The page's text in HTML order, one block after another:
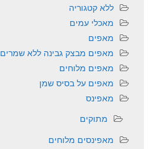
ללא קטגוריה
מאכלי עמים
מאפים
מאפים מבצק גבינה ללא שמרים
מאפים מלוחים
מאפים על בסיס שמן
מאפינס
מתוקים
מאפינסים מלוחים